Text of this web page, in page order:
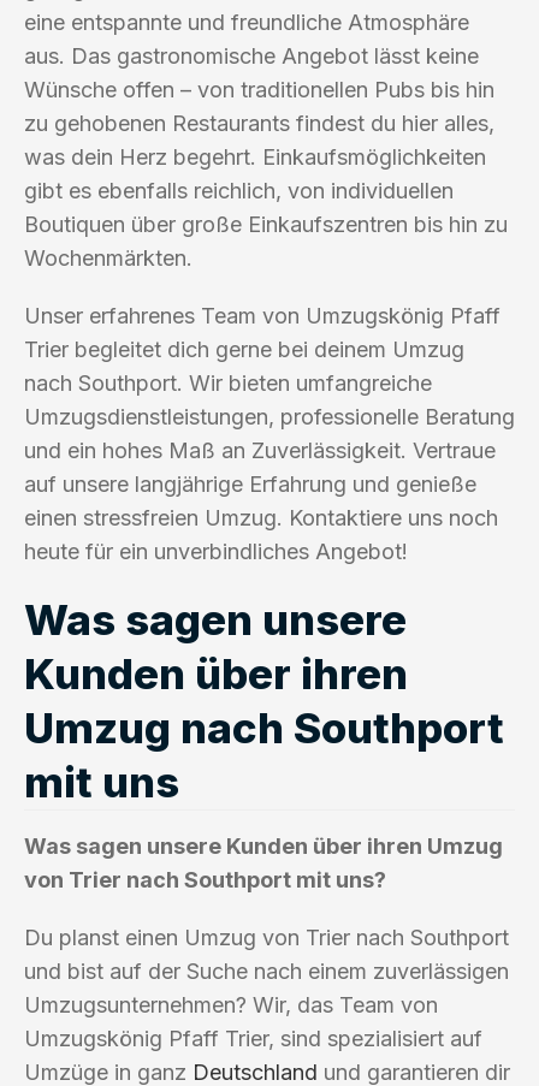
eine entspannte und freundliche Atmosphäre
aus. Das gastronomische Angebot lässt keine
Wünsche offen – von traditionellen Pubs bis hin
zu gehobenen Restaurants findest du hier alles,
was dein Herz begehrt. Einkaufsmöglichkeiten
gibt es ebenfalls reichlich, von individuellen
Boutiquen über große Einkaufszentren bis hin zu
Wochenmärkten.
Unser erfahrenes Team von Umzugskönig Pfaff
Trier begleitet dich gerne bei deinem Umzug
nach Southport. Wir bieten umfangreiche
Umzugsdienstleistungen, professionelle Beratung
und ein hohes Maß an Zuverlässigkeit. Vertraue
auf unsere langjährige Erfahrung und genieße
einen stressfreien Umzug. Kontaktiere uns noch
heute für ein unverbindliches Angebot!
Was sagen unsere
Kunden über ihren
Umzug nach Southport
mit uns
Was sagen unsere Kunden über ihren Umzug
von Trier nach Southport mit uns?
Du planst einen Umzug von Trier nach Southport
und bist auf der Suche nach einem zuverlässigen
Umzugsunternehmen? Wir, das Team von
Umzugskönig Pfaff Trier, sind spezialisiert auf
Umzüge in ganz Deutschland und garantieren dir